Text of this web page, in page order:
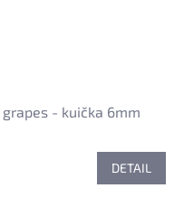
- kuička 6mm
DETAIL